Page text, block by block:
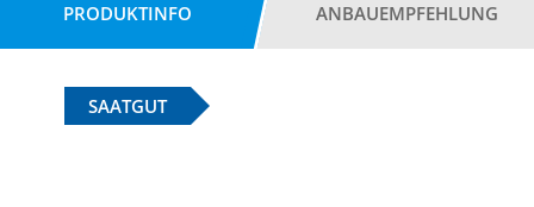
PRODUKTINFO ANBAUEMPFEHLUNG
SAATGUT